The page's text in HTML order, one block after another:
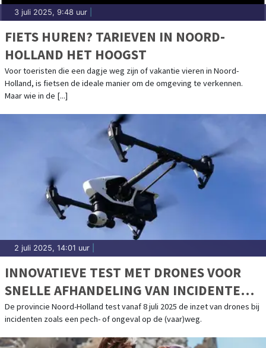
3 juli 2025, 9:48 uur
FIETS HUREN? TARIEVEN IN NOORD-
HOLLAND HET HOOGST
Voor toeristen die een dagje weg zijn of vakantie vieren in Noord-
Holland, is fietsen de ideale manier om de omgeving te verkennen.
Maar wie in de [...]
2 juli 2025, 14:01 uur
INNOVATIEVE TEST MET DRONES VOOR
SNELLE AFHANDELING VAN INCIDENTEN
OP WEG EN WATER
De provincie Noord-Holland test vanaf 8 juli 2025 de inzet van drones bij
incidenten zoals een pech- of ongeval op de (vaar)weg.